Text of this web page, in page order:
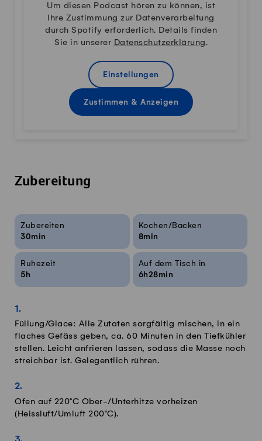
Um diesen Podcast hören zu können, ist
Ihre Zustimmung zur Datenverarbeitung
durch Spotify erforderlich. Details finden
Sie in unserer Datenschutzerklärung.
Einstellungen
Zustimmen & Anzeigen
Zubereitung
Rezeptinfos
Zubereiten
30min
Kochen/Backen
8min
Ruhezeit
5h
Auf dem Tisch in
6h28min
Füllung/Glace: Alle Zutaten sorgfältig mischen, in ein
flaches Gefäss geben, ca. 60 Minuten in den Tiefkühler
stellen. Leicht anfrieren lassen, sodass die Masse noch
streichbar ist. Gelegentlich rühren.
Ofen auf 220°C Ober-/Unterhitze vorheizen
(Heissluft/Umluft 200°C).